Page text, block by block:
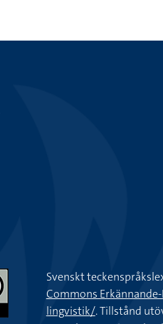
Svenskt
Commons
lingvistik/. Tillstånd